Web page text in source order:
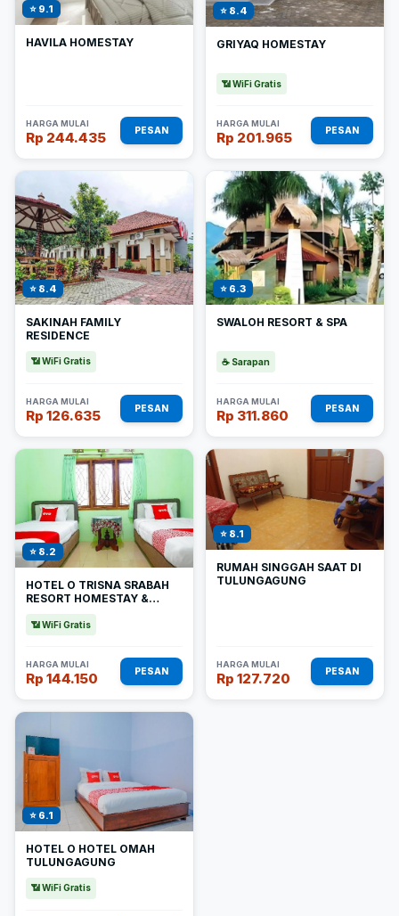
⭐ 9.1
HAVILA HOMESTAY
HARGA MULAI
Rp 244.435 PESAN
⭐ 8.4
GRIYAQ HOMESTAY
📶 WiFi Gratis
HARGA MULAI
Rp 201.965 PESAN
⭐ 8.4
SAKINAH FAMILY
RESIDENCE
📶 WiFi Gratis
HARGA MULAI
Rp 126.635 PESAN
⭐ 6.3
SWALOH RESORT & SPA
☕ Sarapan
HARGA MULAI
Rp 311.860 PESAN
⭐ 8.2
HOTEL O TRISNA SRABAH
RESORT HOMESTAY &
📶 WiFi Gratis
HARGA MULAI
Rp 144.150 PESAN
⭐ 8.1
RUMAH SINGGAH SAAT DI
TULUNGAGUNG
HARGA MULAI
Rp 127.720 PESAN
⭐ 6.1
HOTEL O HOTEL OMAH
TULUNGAGUNG
📶 WiFi Gratis